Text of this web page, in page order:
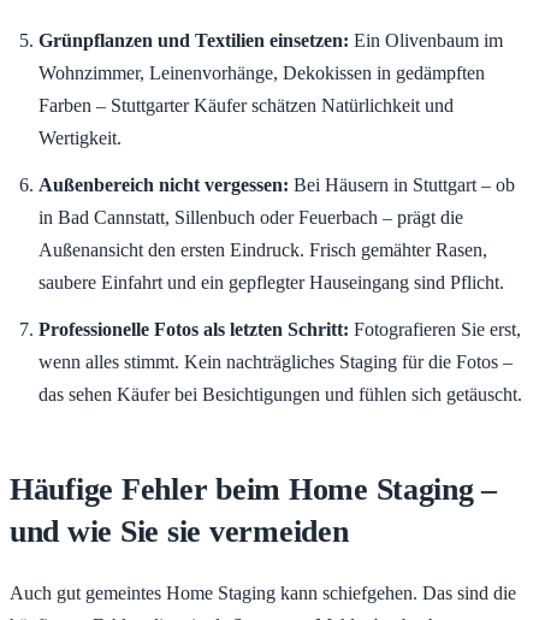
Grünpflanzen und Textilien einsetzen: Ein Olivenbaum im
Wohnzimmer, Leinenvorhänge, Dekokissen in gedämpften
Farben – Stuttgarter Käufer schätzen Natürlichkeit und
Wertigkeit.
Außenbereich nicht vergessen: Bei Häusern in Stuttgart – ob
in Bad Cannstatt, Sillenbuch oder Feuerbach – prägt die
Außenansicht den ersten Eindruck. Frisch gemähter Rasen,
saubere Einfahrt und ein gepflegter Hauseingang sind Pflicht.
Professionelle Fotos als letzten Schritt: Fotografieren Sie erst,
wenn alles stimmt. Kein nachträgliches Staging für die Fotos –
das sehen Käufer bei Besichtigungen und fühlen sich getäuscht.
Häufige Fehler beim Home Staging –
und wie Sie sie vermeiden
Auch gut gemeintes Home Staging kann schiefgehen. Das sind die